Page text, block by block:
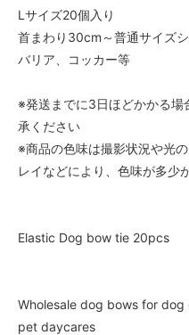
Lサイズ20個入り
首まわり30cm～普通サイズ
バリア、コッカー等
※発送までに3日ほどかかる場
承ください
※商品の色味は撮影状況や光
レイなどにより、色味が多少
Elastic Dog bow tie 20pcs
Wholesale dog bows for
pet daycares